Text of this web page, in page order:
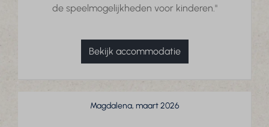
de speelmogelijkheden voor kinderen."
Bekijk accommodatie
Magdalena, maart 2026